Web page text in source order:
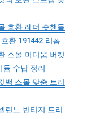
호환 레더 숏핸들
환 191442 리폼
스몰 미디움 버킷
듐 수납 정리
백 스몰 맞춤 트리
린느 빈티지 트리